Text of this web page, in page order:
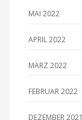
MAI 2022
APRIL 2022
MÄRZ 2022
FEBRUAR 2022
DEZEMBER 2021